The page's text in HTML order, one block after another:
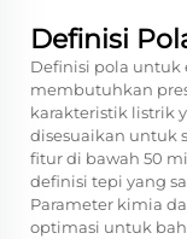
Definisi
Definisi pola untuk
membutuhkan
karakteristik listrik
disesuaikan untuk
fitur di bawah 50
definisi tepi yang
Parameter kimia
optimasi untuk